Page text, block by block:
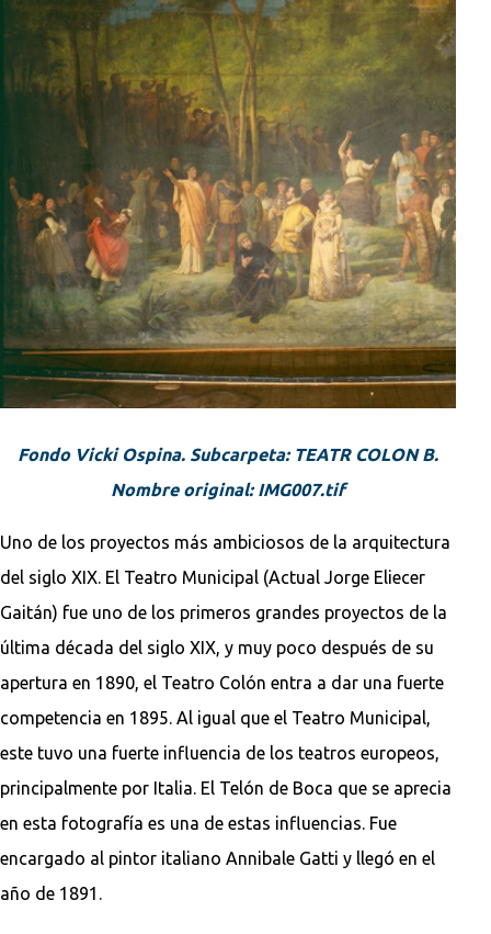
Fondo Vicki Ospina. Subcarpeta: TEATR COLON B.
Nombre original: IMG007.tif
Uno de los proyectos más ambiciosos de la arquitectura
del siglo XIX. El Teatro Municipal (Actual Jorge Eliecer
Gaitán) fue uno de los primeros grandes proyectos de la
última década del siglo XIX, y muy poco después de su
apertura en 1890, el Teatro Colón entra a dar una fuerte
competencia en 1895. Al igual que el Teatro Municipal,
este tuvo una fuerte influencia de los teatros europeos,
principalmente por Italia. El Telón de Boca que se aprecia
en esta fotografía es una de estas influencias. Fue
encargado al pintor italiano Annibale Gatti y llegó en el
año de 1891.